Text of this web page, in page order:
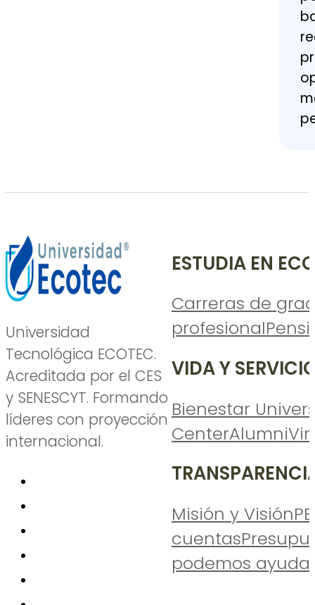
Universidad
Tecnológica ECOTEC.
Acreditada por el CES
y SENESCYT. Formando
líderes con proyección
internacional.
ESTUDIA EN
Carreras de
profesional
VIDA Y
Bienestar
CenterAlumni
Misión y Visión
cuentas
podemos